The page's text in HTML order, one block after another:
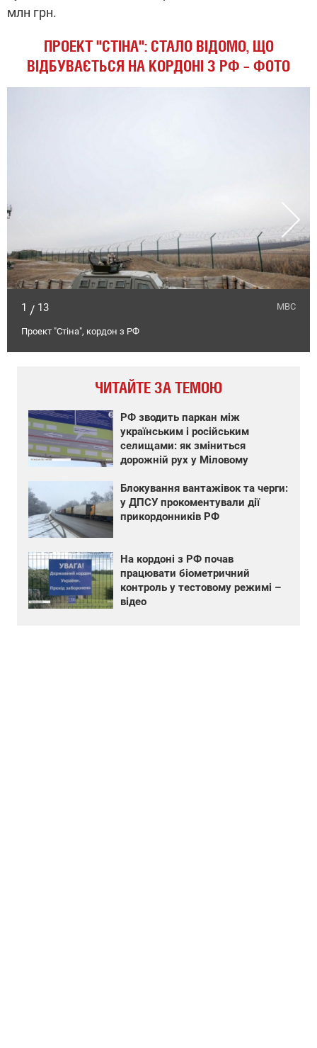
млн грн.
ПРОЕКТ "СТІНА": СТАЛО ВІДОМО, ЩО
ВІДБУВАЄТЬСЯ НА КОРДОНІ З РФ – ФОТО
1 / 13 МВС
Проект "Стіна", кордон з РФ
ЧИТАЙТЕ ЗА ТЕМОЮ
РФ зводить паркан між
українським і російським
селищами: як зміниться
дорожній рух у Міловому
Блокування вантажівок та черги:
у ДПСУ прокоментували дії
прикордонників РФ
На кордоні з РФ почав
працювати біометричний
контроль у тестовому режимі –
відео